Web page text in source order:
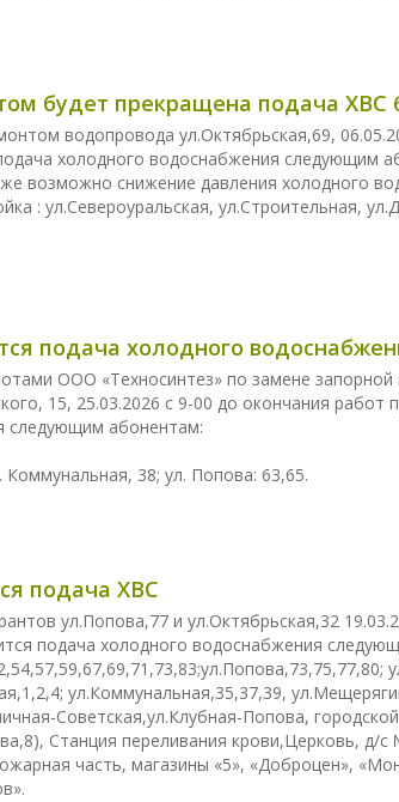
будет прекращена подача ХВС
водопровода ул.Октябрьская,69,
холодного водоснабжения следующим
возможно снижение давления холодного
: ул.Североуральская, ул.Строительная,
подача холодного
ООО «Техносинтез» по замене
15, 25.03.2026 с 9-00 до окончания работ
следующим абонентам:
Коммунальная, 38; ул. Попова: 63,65.
подача ХВС
ул.Попова,77 и ул.Октябрьская,32
подача холодного водоснабжения
ул.Коммунальная,35,37,39,
Советская,ул.Клубная-Попова,
Станция переливания крови,Церковь, д/
часть, магазины «5», «Доброцен»,